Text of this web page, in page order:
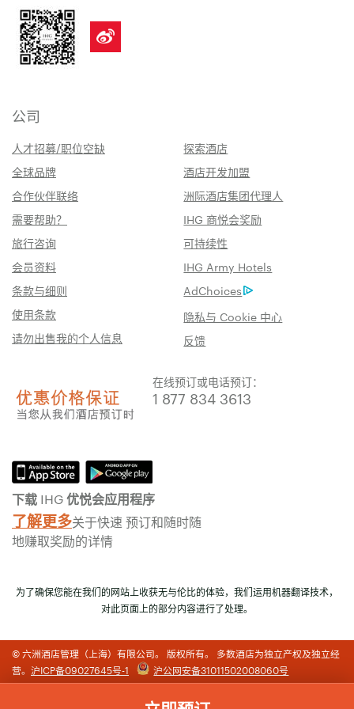
公司
人才招募/职位空缺
探索酒店
全球品牌
酒店开发加盟
合作伙伴联络
洲际酒店集团代理人
需要帮助？
IHG 商悦会奖励
旅行咨询
可持续性
会员资料
IHG Army Hotels
条款与细则
AdChoices
使用条款
隐私与 Cookie 中心
请勿出售我的个人信息
反馈
在线预订或电话预订：
1 877 834 3613
下载 IHG 优悦会应用程序
了解更多关于快速 预订和随时随
地赚取奖励的详情
为了确保您能在我们的网站上收获无与伦比的体验，我们运用机器翻译技术，
对此页面上的部分内容进行了处理。
© 六洲酒店管理（上海）有限公司。 版权所有。 多数酒店为独立产权及独立经
营。 沪ICP备09027645号-1 沪公网安备31011502008060号